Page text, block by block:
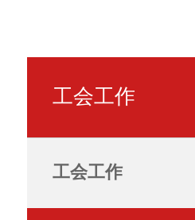
工会工作
工会工作